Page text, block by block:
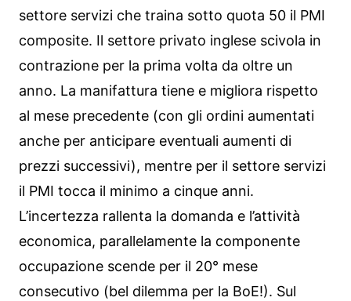
settore servizi che traina sotto quota 50 il PMI
composite. Il settore privato inglese scivola in
contrazione per la prima volta da oltre un
anno. La manifattura tiene e migliora rispetto
al mese precedente (con gli ordini aumentati
anche per anticipare eventuali aumenti di
prezzi successivi), mentre per il settore servizi
il PMI tocca il minimo a cinque anni.
L’incertezza rallenta la domanda e l’attività
economica, parallelamente la componente
occupazione scende per il 20° mese
consecutivo (bel dilemma per la BoE!). Sul